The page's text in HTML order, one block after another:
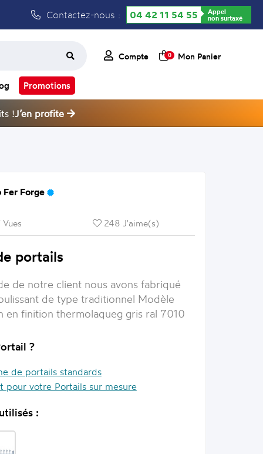
Contactez-nous : 04 42 11 54 55 Appel
non surtaxé
Compte 0 Mon Panier
Promotions
!J’en profite
Fer Forge
248 J'aime(s)
portails
de notre client nous avons fabriqué
de type traditionnel Modèle
en finition thermolaqueg gris ral 7010
?
de portails standards
pour votre Portails sur mesure
: